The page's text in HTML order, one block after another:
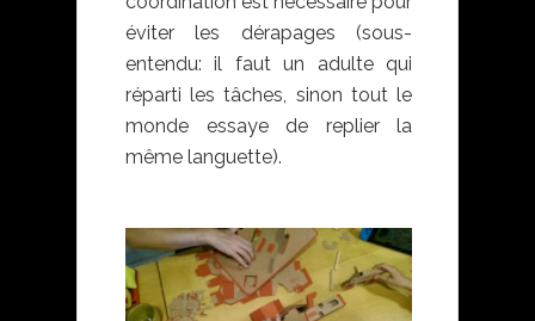
éviter les dérapages (sous-
entendu: il faut un adulte qui
réparti les tâches, sinon tout le
monde essaye de replier la
même languette).